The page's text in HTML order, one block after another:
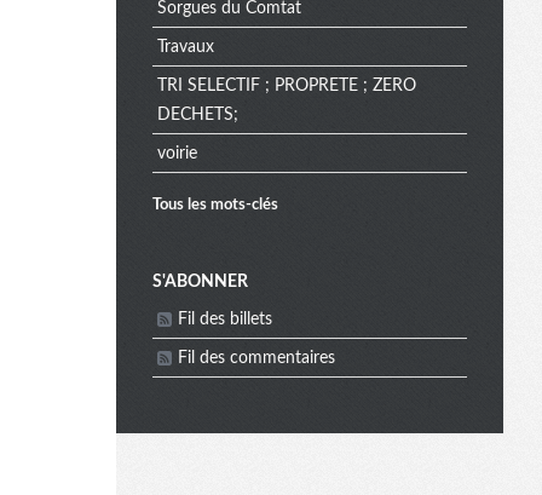
Sorgues du Comtat
Travaux
TRI SELECTIF ; PROPRETE ; ZERO
DECHETS;
voirie
Tous les mots-clés
M
e
S'ABONNER
Fil des billets
Fil des commentaires